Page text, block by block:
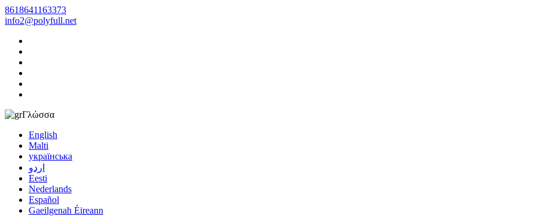
8618641163373
info2@polyfull.net
Γλώσσα
English
Malti
українська
اردو
Eesti
Nederlands
Español
Gaeilgenah Éireann